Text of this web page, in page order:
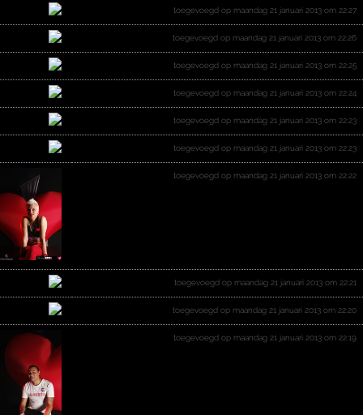
toegevoegd op maandag 21 januari 2013 om 22:27
toegevoegd op maandag 21 januari 2013 om 22:26
toegevoegd op maandag 21 januari 2013 om 22:25
toegevoegd op maandag 21 januari 2013 om 22:24
toegevoegd op maandag 21 januari 2013 om 22:23
toegevoegd op maandag 21 januari 2013 om 22:23
toegevoegd op maandag 21 januari 2013 om 22:22
toegevoegd op maandag 21 januari 2013 om 22:21
toegevoegd op maandag 21 januari 2013 om 22:20
toegevoegd op maandag 21 januari 2013 om 22:19